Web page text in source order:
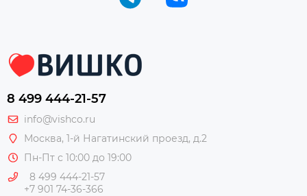
8 499 444-21-57
info@vishco.ru
Москва, 1-й Нагатинский проезд, д.2
Пн-Пт с 10:00 до 19:00
8 499 444-21-57
+7 901 74-36-366